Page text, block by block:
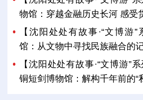
物馆：穿越金融历史长河 感受
【沈阳处处有故事·“文博游
馆：从文物中寻找民族融合的
【沈阳处处有故事·“文博游”
铜短剑博物馆：解构千年前的“